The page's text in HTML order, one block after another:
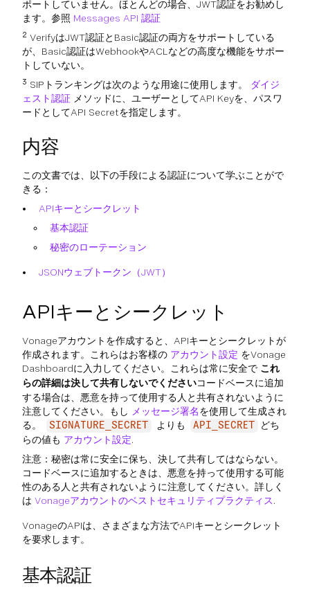
ポートしていません。ほとんどの場合、JWT認証をお勧めし
ます。参照 Messages API 認証
2 VerifyはJWT認証とBasic認証の両方をサポートしている
が、Basic認証はWebhookやACLなどの高度な機能をサポー
トしていない。
3 SIPトランキングは次のような用途に使用します。
ダイジ
ェスト認証 メソッドに、ユーザーとしてAPI Keyを、パスワ
ードとしてAPI Secretを指定します。
内容
この文書では、以下の手段による認証について学ぶことがで
きる：
APIキーとシークレット
基本認証
秘密のローテーション
JSONウェブトークン（JWT）
APIキーとシークレット
Vonageアカウントを作成すると、APIキーとシークレットが
作成されます。これらはお客様の アカウント設定 をVonage
Dashboardに入力してください。これらは常に安全で これ
らの詳細は決して共有しないでくださいコードベースに追加
する場合は、悪意を持って使用する人と共有されないように
注意してください。もし
メッセージ署名を使用して生成され
る。
SIGNATURE_SECRET よりも API_SECRET
どち
らの値も アカウント設定.
注意：秘密は常に安全に保ち、決して共有してはならない。
コードベースに追加するときは、悪意を持って使用する可能
性のある人と共有されないように注意してください。詳しく
は Vonageアカウントのベストセキュリティプラクティス.
VonageのAPIは、さまざまな方法でAPIキーとシークレット
を要求します。
基本認証